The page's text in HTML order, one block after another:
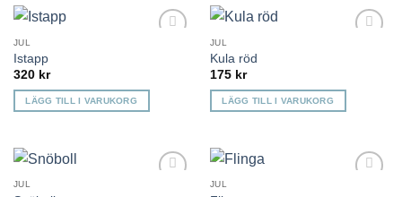
JUL
Istapp
320 kr
LÄGG TILL I VARUKORG
JUL
Kula röd
175 kr
LÄGG TILL I VARUKORG
JUL JUL